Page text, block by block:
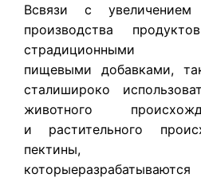
Всвязи с
производства
страдиционными
пищевыми добавками,
сталишироко
животного
и растительного
пектины,